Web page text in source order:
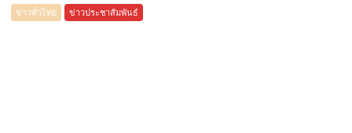
ข่าวทั่วไทย ข่าวประชาสัมพันธ์